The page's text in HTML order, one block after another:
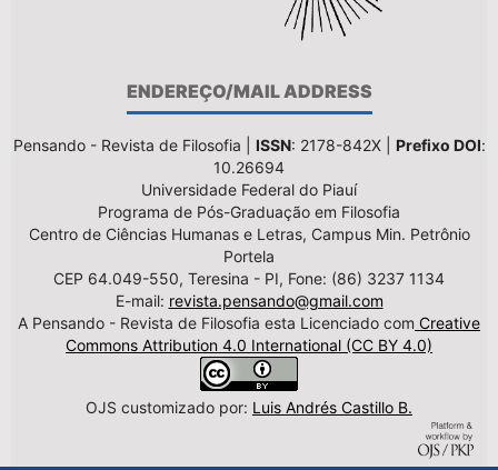
ENDEREÇO/MAIL ADDRESS
Pensando - Revista de Filosofia | ISSN: 2178-842X | Prefixo DOI:
10.26694
Universidade Federal do Piauí
Programa de Pós-Graduação em Filosofia
Centro de Ciências Humanas e Letras, Campus Min. Petrônio
Portela
CEP 64.049-550, Teresina - PI, Fone: (86) 3237 1134
E-mail: revista.pensando@gmail.com
A Pensando - Revista de Filosofia esta Licenciado com Creative
Commons Attribution 4.0 International (CC BY 4.0)
OJS customizado por: Luis Andrés Castillo B.